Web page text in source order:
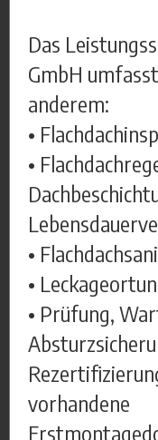
Das
GmbH
anderem:
•
•
•
•
• Prüfung,
vorhandene